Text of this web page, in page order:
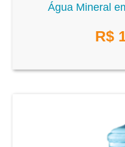
Água Mineral
R$